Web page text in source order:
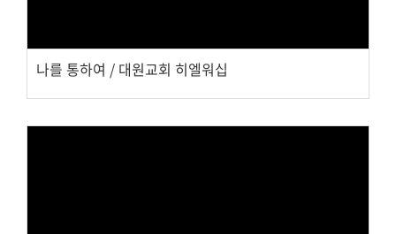
나를 통하여 / 대원교회 히엘워십